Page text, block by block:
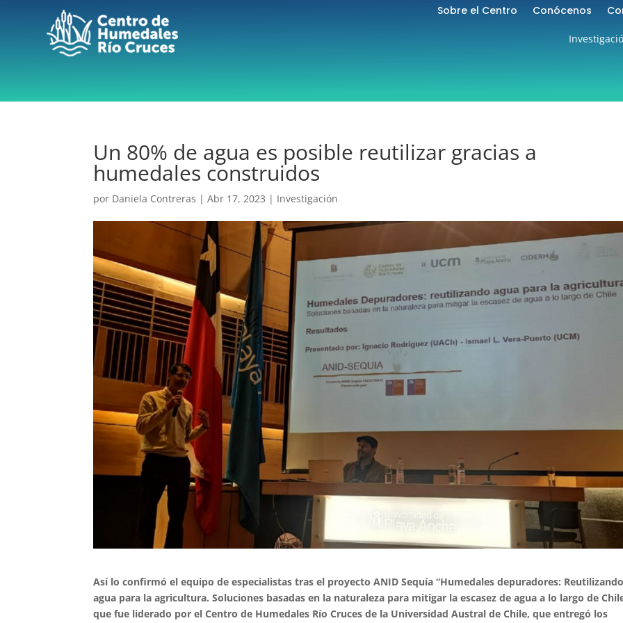
Sobre el Centro Conócenos
Un 80% de agua es posible reutilizar gracias a
humedales construidos
por Daniela Contreras |Abr 17, 2023 | Investigación
Así lo confirmó el equipo de especialistas tras el proyecto ANID Sequía “Humedales depuradores:
agua para la agricultura. Soluciones basadas en la naturaleza para mitigar la escasez de agua a lo largo de
que fue liderado por el Centro de Humedales Río Cruces de la Universidad Austral de Chile, que entregó los